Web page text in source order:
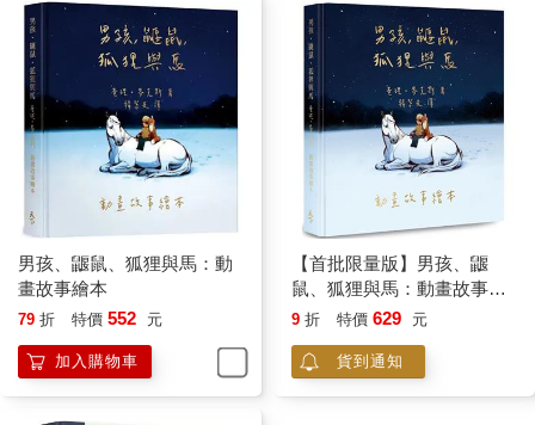
男孩、鼴鼠、狐狸與馬：動
畫故事繪本
79 折 特價 552 元
加入購物車
【首批限量版】男孩、鼴
鼠、狐狸與馬：動畫故事繪
本（加贈動畫場景明信片）
9 折 特價 629 元
貨到通知